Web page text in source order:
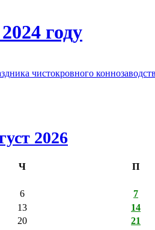
году
чистокровного
2026
Ч П
6 7
13 14
20 21